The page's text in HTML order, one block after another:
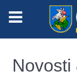
Novosti